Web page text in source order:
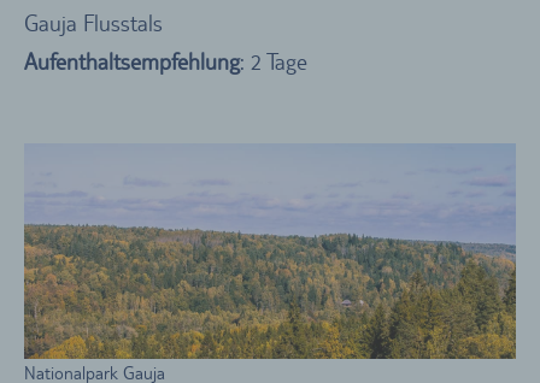
Gauja Flusstals
Aufenthaltsempfehlung: 2 Tage
Nationalpark Gauja